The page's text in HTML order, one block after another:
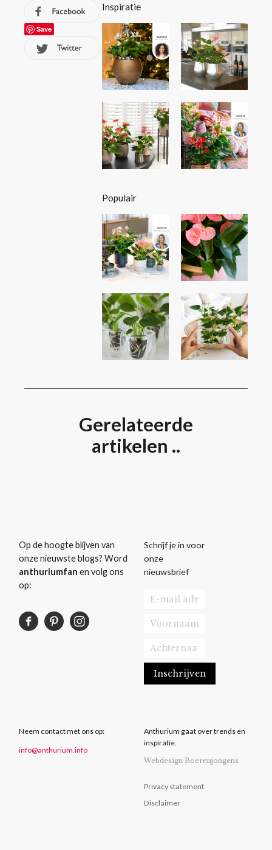
Save
Inspiratie
Populair
Gerelateerde
artikelen ..
Op de hoogte blijven van
onze nieuwste blogs? Word
anthuriumfan en volg ons
op:
Schrijf je in voor
onze
nieuwsbrief
Neem contact met ons op:
info@anthurium.info
Anthurium gaat over trends en
inspiratie.
Webdesign Boerenjongens
Privacy statement
Disclaimer